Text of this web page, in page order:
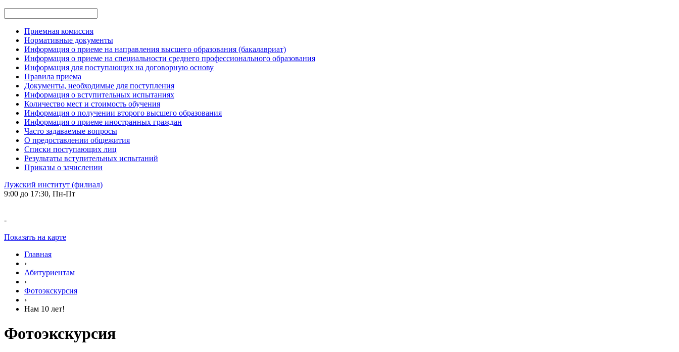
Приемная комиссия
Нормативные документы
Информация о приеме на направления высшего образования (бакалавриат)
Информация о приеме на специальности среднего профессионального образования
Информация для поступающих на договорную основу
Правила приема
Документы, необходимые для поступления
Информация о вступительных испытаниях
Количество мест и стоимость обучения
Информация о получении второго высшего образования
Информация о приеме иностранных граждан
Часто задаваемые вопросы
О предоставлении общежития
Списки поступающих лиц
Результаты вступительных испытаний
Приказы о зачислении
Лужский институт (филиал)
9:00 до 17:30, Пн-Пт
-
Показать на карте
Главная
›
Абитуриентам
›
Фотоэкскурсия
›
Нам 10 лет!
Фотоэкскурсия